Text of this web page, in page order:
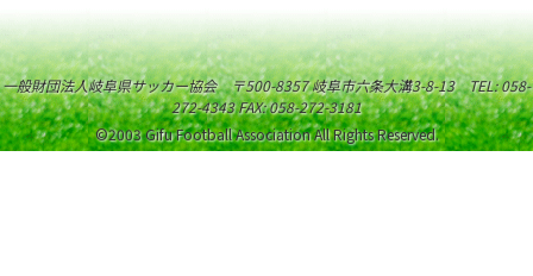
一般財団法人岐阜県サッカー協会 〒500-8357 岐阜市六条大溝3-8-13 TEL: 058-
272-4343 FAX: 058-272-3181
©2003 Gifu Football Association All Rights Reserved.